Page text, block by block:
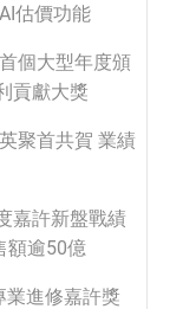
估價功能
個大型年度頒
貢獻大獎
聚首共賀 業績
嘉許新盤戰績
額逾50億
業進修嘉許獎